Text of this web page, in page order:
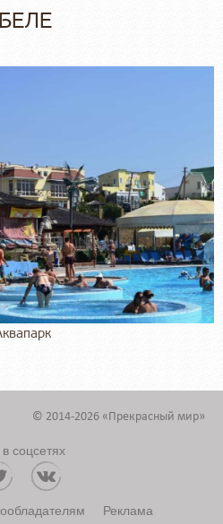
© 2014-2026 «Прекрасный мир»
соцсетях
Реклама